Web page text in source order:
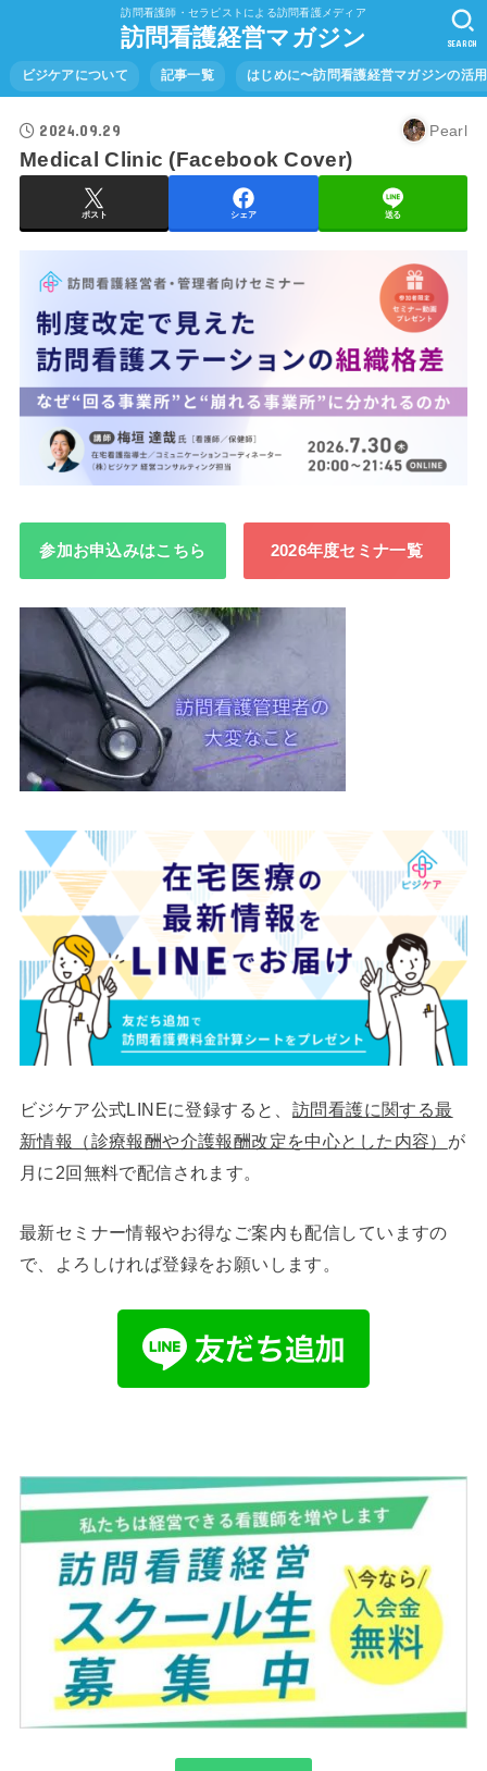
訪問看護師・セラピストによる訪問看護メディア
訪問看護経営マガジン
ビジケアについて 記事一覧 はじめに〜訪問看護経営マガジンの活
SEARCH
2024.09.29 Pearl
Medical Clinic (Facebook Cover)
ポスト シェア 送る
参加お申込みはこちら 2026年度セミナ一覧
ビジケア公式LINEに登録すると、 訪問看護に関する最
新情報（診療報酬や介護報酬改定を中心とした内容） が
月に2回無料で配信されます。
最新セミナー情報やお得なご案内も配信していますの
で、よろしければ登録をお願いします。